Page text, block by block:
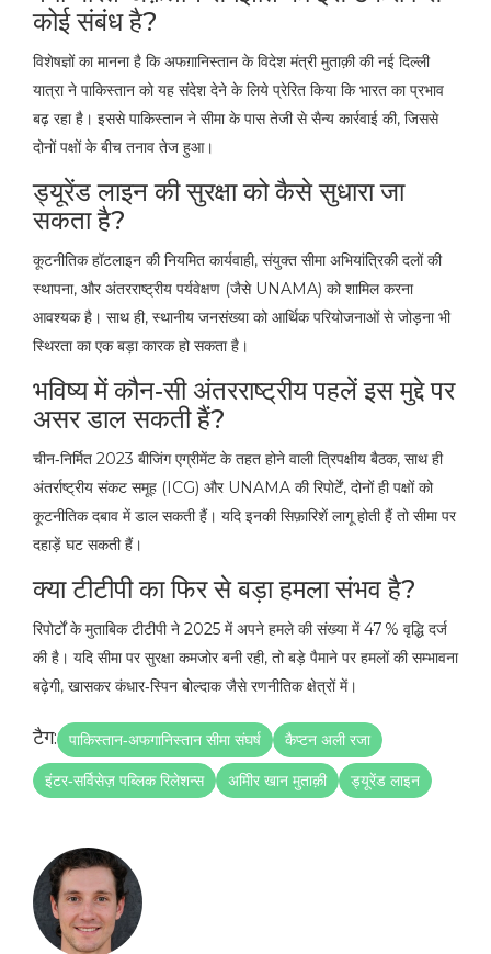
कोई संबंध है?
विशेषज्ञों का मानना है कि अफग़ानिस्तान के विदेश मंत्री मुताक़ी की नई दिल्ली
यात्रा ने पाकिस्तान को यह संदेश देने के लिये प्रेरित किया कि भारत का प्रभाव
बढ़ रहा है। इससे पाकिस्तान ने सीमा के पास तेजी से सैन्य कार्रवाई की, जिससे
दोनों पक्षों के बीच तनाव तेज हुआ।
ड्यूरेंड लाइन की सुरक्षा को कैसे सुधारा जा
सकता है?
कूटनीतिक हॉटलाइन की नियमित कार्यवाही, संयुक्त सीमा अभियांत्रिकी दलों की
स्थापना, और अंतरराष्ट्रीय पर्यवेक्षण (जैसे UNAMA) को शामिल करना
आवश्यक है। साथ ही, स्थानीय जनसंख्या को आर्थिक परियोजनाओं से जोड़ना भी
स्थिरता का एक बड़ा कारक हो सकता है।
भविष्य में कौन‑सी अंतरराष्ट्रीय पहलें इस मुद्दे पर
असर डाल सकती हैं?
चीन‑निर्मित 2023 बीजिंग एग्रीमेंट के तहत होने वाली त्रिपक्षीय बैठक, साथ ही
अंतर्राष्ट्रीय संकट समूह (ICG) और UNAMA की रिपोर्टें, दोनों ही पक्षों को
कूटनीतिक दबाव में डाल सकती हैं। यदि इनकी सिफ़ारिशें लागू होती हैं तो सीमा पर
दहाड़ें घट सकती हैं।
क्या टीटीपी का फिर से बड़ा हमला संभव है?
रिपोर्टों के मुताबिक टीटीपी ने 2025 में अपने हमले की संख्या में 47 % वृद्धि दर्ज
की है। यदि सीमा पर सुरक्षा कमजोर बनी रही, तो बड़े पैमाने पर हमलों की सम्भावना
बढ़ेगी, खासकर कंधार‑स्पिन बोल्दाक जैसे रणनीतिक क्षेत्रों में।
टैग: पाकिस्तान‑अफगानिस्तान सीमा संघर्ष कैप्टन अली रजा
इंटर‑सर्विसेज़ पब्लिक रिलेशन्स अमीिर खान मुताक़ी ड्यूरेंड लाइन